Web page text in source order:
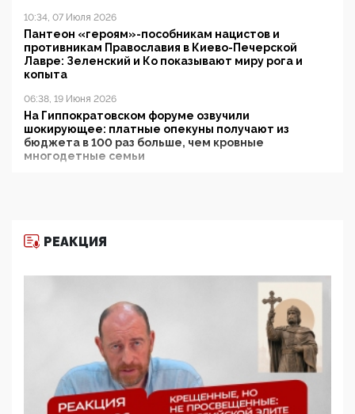
10:34, 07 Июля 2026
Пантеон «героям»-пособникам нацистов и
противникам Православия в Киево-Печерской
Лавре: Зеленский и Ко показывают миру рога и
копыта
06:38, 19 Июня 2026
На Гиппократовском форуме озвучили
шокирующее: платные опекуны получают из
бюджета в 100 раз больше, чем кровные
многодетные семьи
11:53, 09 Июня 2026
деятельность ИИТО ЮНЕСКО в России, но
цифроглобалисты продолжают определять
повестку в образовании
09:43, 01 Июня 2026
5G за счет здоровья граждан: Минцифры намерено
отобрать у регионов и муниципалитетов право
защищать жилые дома и социальные объекты от
05:58, 26 Мая 2026
РЕАКЦИЯ